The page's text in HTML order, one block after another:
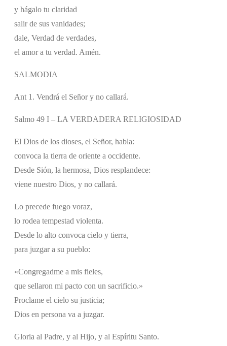
y hágalo tu claridad
salir de sus vanidades;
dale, Verdad de verdades,
el amor a tu verdad. Amén.
SALMODIA
Ant 1. Vendrá el Señor y no callará.
Salmo 49 I – LA VERDADERA RELIGIOSIDAD
El Dios de los dioses, el Señor, habla:
convoca la tierra de oriente a occidente.
Desde Sión, la hermosa, Dios resplandece:
viene nuestro Dios, y no callará.
Lo precede fuego voraz,
lo rodea tempestad violenta.
Desde lo alto convoca cielo y tierra,
para juzgar a su pueblo:
«Congregadme a mis fieles,
que sellaron mi pacto con un sacrificio.»
Proclame el cielo su justicia;
Dios en persona va a juzgar.
Gloria al Padre, y al Hijo, y al Espíritu Santo.